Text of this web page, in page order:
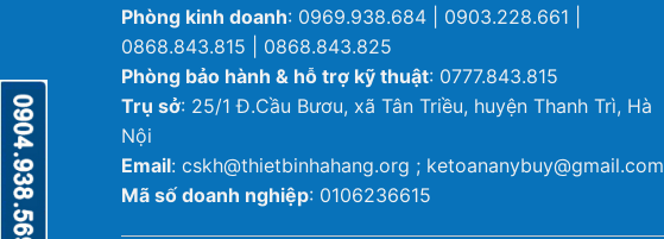
Phòng kinh doanh: 0969.938.684 | 0903.228.661 |
0868.843.815 | 0868.843.825
Phòng bảo hành & hỗ trợ kỹ thuật: 0777.843.815
Trụ sở: 25/1 Đ.Cầu Bươu, xã Tân Triều, huyện Thanh Trì, Hà
Nội
Email: cskh@thietbinhahang.org ; ketoananybuy@gmail.com
Mã số doanh nghiệp: 0106236615